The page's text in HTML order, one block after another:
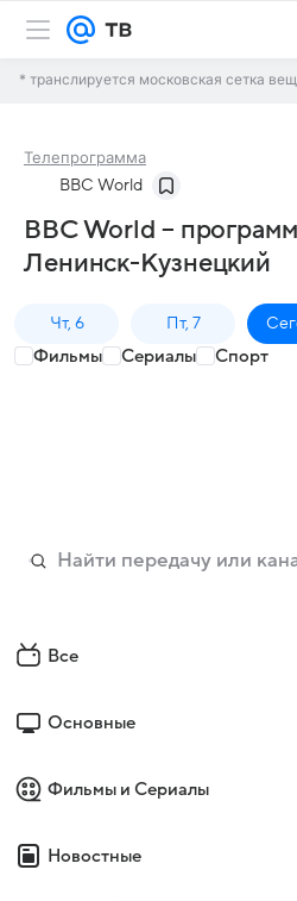
* транслируется московская сетка
Телепрограмма
BBC World
BBC World –
Ленинск-Кузнецкий
Чт, 6 Пт, 7
Фильмы Сериалы Спорт
Все
Основные
Фильмы и Сериалы
Новостные